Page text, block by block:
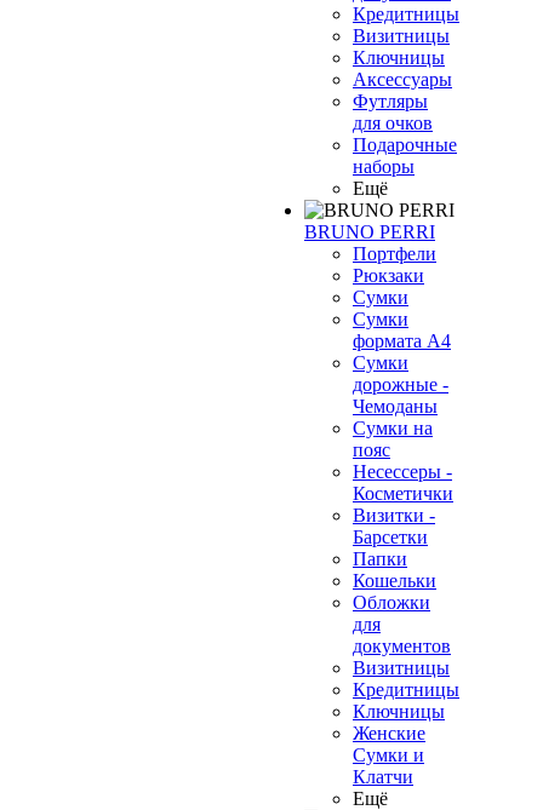
Кредитницы
Визитницы
Ключницы
Аксессуары
Футляры
для очков
Подарочные
наборы
Ещё
BRUNO PERRI
Портфели
Рюкзаки
Сумки
Сумки
формата А4
Сумки
дорожные -
Чемоданы
Сумки на
пояс
Несессеры -
Косметички
Визитки -
Барсетки
Папки
Кошельки
Обложки
для
документов
Визитницы
Кредитницы
Ключницы
Женские
Сумки и
Клатчи
Ещё